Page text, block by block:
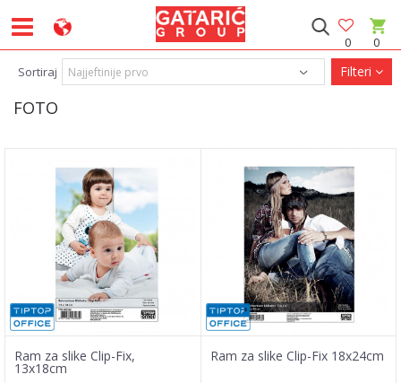
0
0
FOTO
Sortiraj Filteri
Ram za slike Clip-Fix,
13x18cm
Ram za slike Clip-Fix 18x24cm